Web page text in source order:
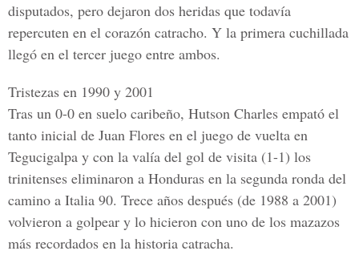
disputados, pero dejaron dos heridas que todavía
repercuten en el corazón catracho. Y la primera cuchillada
llegó en el tercer juego entre ambos.
Tristezas en 1990 y 2001
Tras un 0-0 en suelo caribeño, Hutson Charles empató el
tanto inicial de Juan Flores en el juego de vuelta en
Tegucigalpa y con la valía del gol de visita (1-1) los
trinitenses eliminaron a Honduras en la segunda ronda del
camino a Italia 90. Trece años después (de 1988 a 2001)
volvieron a golpear y lo hicieron con uno de los mazazos
más recordados en la historia catracha.